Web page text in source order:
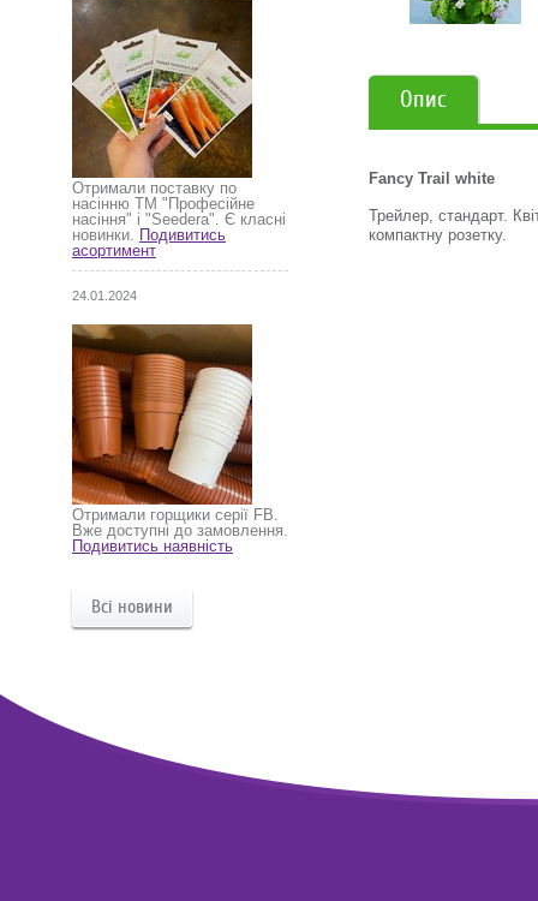
Отримали поставку по
насінню ТМ "Професійне
насіння" і "Seedera". Є класні
новинки. Подивитись
асортимент
24.01.2024
Отримали горщики серії FB.
Вже доступні до замовлення.
Подивитись наявність
Всі новини
Опис
Fancy Trail white
Трейлер, стандарт.
компактну розетку.